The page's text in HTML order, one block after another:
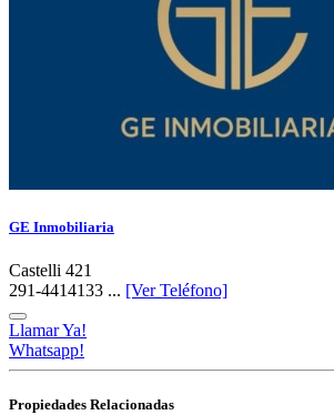
GE Inmobiliaria
Castelli 421
291-4414133 ... [Ver Teléfono]
Llamar Ya!
Whatsapp!
Propiedades Relacionadas